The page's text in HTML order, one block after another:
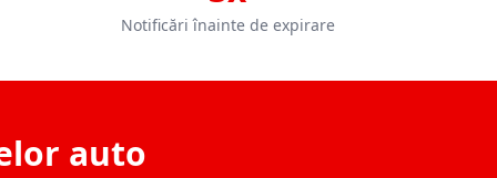
Notificări înainte de expirare
auto